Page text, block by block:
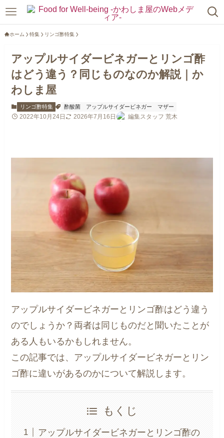
ホーム 特集 リンゴ酢特集
アップルサイダービネガーとリンゴ酢
はどう違う？同じものなのか解説｜か
わしま屋
リンゴ酢特集 酢酸菌 アップルサイダービネガー マザー
2022年10月24日 2026年7月16日 編集スタッフ 荒木
アップルサイダービネガーとリンゴ酢はどう違う
のでしょうか？両者は同じものだと聞いたことが
ある人もいるかもしれません。
この記事では、アップルサイダービネガーとリン
ゴ酢に違いがあるのかについて解説します。
もくじ
アップルサイダービネガーとリンゴ酢の